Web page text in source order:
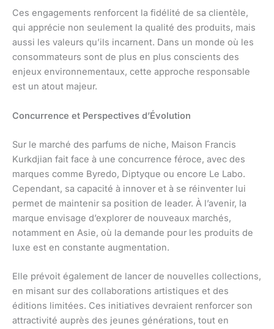
Ces engagements renforcent la fidélité de sa clientèle,
qui apprécie non seulement la qualité des produits, mais
aussi les valeurs qu’ils incarnent. Dans un monde où les
consommateurs sont de plus en plus conscients des
enjeux environnementaux, cette approche responsable
est un atout majeur.
Concurrence et Perspectives d’Évolution
Sur le marché des parfums de niche, Maison Francis
Kurkdjian fait face à une concurrence féroce, avec des
marques comme Byredo, Diptyque ou encore Le Labo.
Cependant, sa capacité à innover et à se réinventer lui
permet de maintenir sa position de leader. À l’avenir, la
marque envisage d’explorer de nouveaux marchés,
notamment en Asie, où la demande pour les produits de
luxe est en constante augmentation.
Elle prévoit également de lancer de nouvelles collections,
en misant sur des collaborations artistiques et des
éditions limitées. Ces initiatives devraient renforcer son
attractivité auprès des jeunes générations, tout en